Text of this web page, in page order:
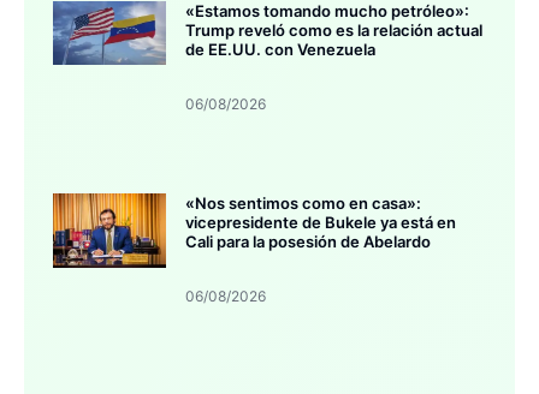
«Estamos tomando mucho petróleo»:
Trump reveló como es la relación actual
de EE.UU. con Venezuela
06/08/2026
«Nos sentimos como en casa»:
vicepresidente de Bukele ya está en
Cali para la posesión de Abelardo
06/08/2026